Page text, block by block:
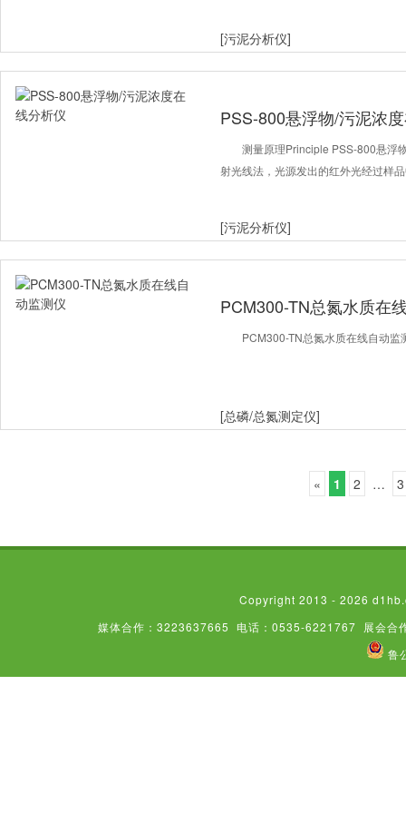
[污泥分析仪]
PSS-800悬浮物/污泥浓
测量原理Principle PSS-800悬浮
射光线法，光源发出的红外光经过样
[污泥分析仪]
PCM300-TN总氮水质在
PCM300-TN总氮水质在线自动监
[总磷/总氮测定仪]
« 1 2 …
Copyright 2013 - 2026
媒体合作：3223637665
电话：0535-6221767 展会合
鲁